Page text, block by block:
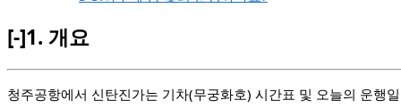
[-]1. 개요
청주공항에서 신탄진가는 기차(무궁화호) 시간표 및 오늘의 운행